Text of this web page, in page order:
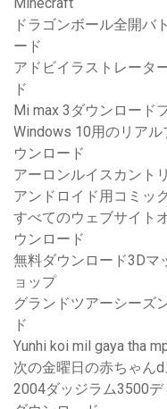
Minecraft
ドラゴンボール全開バ
ード
アドビイラストレータ
ド
Mi max 3ダウンロード
Windows 10用のリア
ウンロード
アーロンルイスカント
アンドロイド用コミッ
すべてのウェブサイト
ウンロード
無料ダウンロード3Dマ
ョップ
グランドツアーシーズ
ド
Yunhi koi mil gaya tha
次の金曜日の赤ちゃん
2004ダッジラム3500